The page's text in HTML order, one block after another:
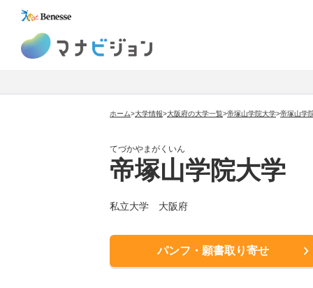
ホーム>大学情報>大阪府の大学一覧>帝塚山学院大学>帝塚山学
てづかやまがくいん
帝塚山学院大学
私立大学 大阪府
パンフ・願書取り寄せ